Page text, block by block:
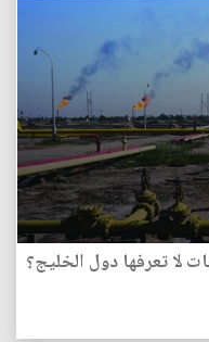
لا تعرفها دول الخليج؟